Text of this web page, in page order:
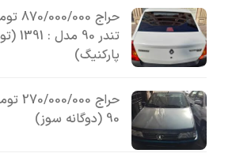
حراج
تندر
پارکنیگ)
90 (دوگانه سوز)